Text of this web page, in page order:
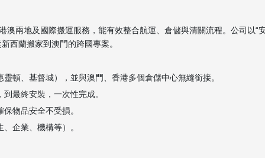
兩地及國際搬運服務，能有效整合航運、倉儲與清關流程。公司以“
西蘭搬家到澳門的跨國專案。
頓、基督城），並與澳門、香港多個倉儲中心無縫銜接。
最終安裝，一次性完成。
物品安全不受損。
企業、機構等）。